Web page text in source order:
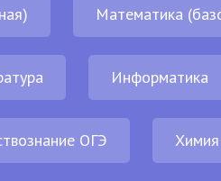
Математика
Информатика
ОГЭ